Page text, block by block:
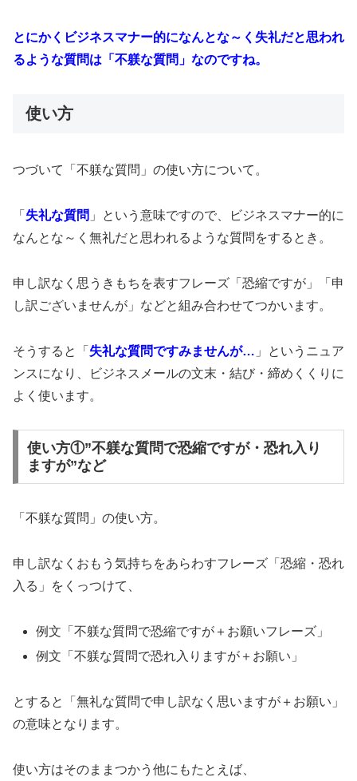
とにかくビジネスマナー的になんとな～く失礼だと思われ
るような質問は「不躾な質問」なのですね。
使い方
つづいて「不躾な質問」の使い方について。
「 失礼な質問 」という意味ですので、ビジネスマナー的に
なんとな～く無礼だと思われるような質問をするとき。
申し訳なく思うきもちを表すフレーズ「恐縮ですが」「申
し訳ございませんが」などと組み合わせてつかいます。
そうすると「 失礼な質問ですみませんが… 」というニュア
ンスになり、ビジネスメールの文末・結び・締めくくりに
よく使います。
使い方①”不躾な質問で恐縮ですが・恐れ入り
ますが”など
「不躾な質問」の使い方。
申し訳なくおもう気持ちをあらわすフレーズ「恐縮・恐れ
入る」をくっつけて、
例文「不躾な質問で恐縮ですが＋お願いフレーズ」
例文「不躾な質問で恐れ入りますが＋お願い」
とすると「無礼な質問で申し訳なく思いますが＋お願い」
の意味となります。
使い方はそのままつかう他にもたとえば、